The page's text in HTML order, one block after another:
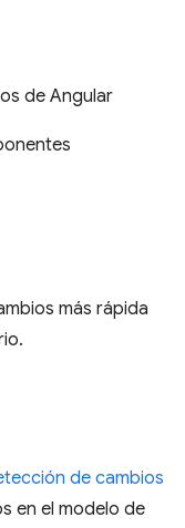
de Angular
más rápida
de cambios
en el modelo de